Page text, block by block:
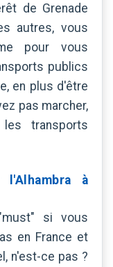
de Grenade
autres, vous
pour vous
publics
en plus d'être
pas marcher,
transports
à
si vous
en France et
n'est-ce pas ?